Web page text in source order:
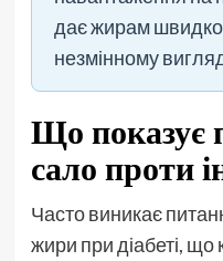
дає жирам швидко
незмінному
Що показує
сало проти
Часто виникає
жири при діабеті,